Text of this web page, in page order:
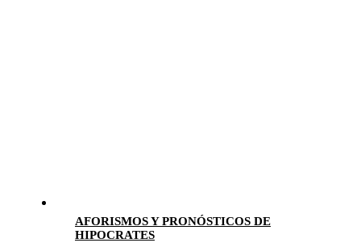
AFORISMOS Y PRONÓSTICOS DE
HIPOCRATES